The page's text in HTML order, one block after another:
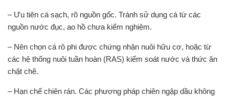
– Ưu tiên cá sạch, rõ nguồn gốc. Tránh sử dụng cá từ các
nguồn nước đục, ao hồ chưa kiểm nghiệm.
– Nên chọn cá rô phi được chứng nhận nuôi hữu cơ, hoặc từ
các hệ thống nuôi tuần hoàn (RAS) kiểm soát nước và thức ăn
chặt chẽ.
– Hạn chế chiên rán. Các phương pháp chiên ngập dầu không